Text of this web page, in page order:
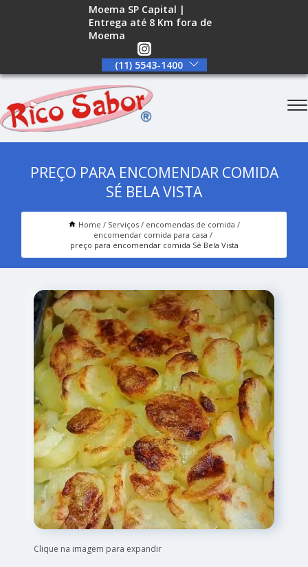
Moema SP Capital |
Entrega até 8 Km fora de
Moema
(11) 5543-1400
PREÇO PARA ENCOMENDAR COMIDA
SÉ BELA VISTA
Home Serviços
encomendas de comida
encomendar comida para casa
preço para encomendar comida Sé Bela Vista
Clique na imagem para expandir